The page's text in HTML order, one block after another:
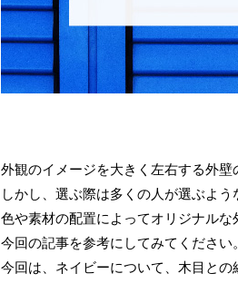
外観のイメージを大きく左右する外壁
しかし、選ぶ際は多くの人が選ぶよう
色や素材の配置によってオリジナル
今回の記事を参考にしてみてください。
今回は、ネイビーについて、木目との